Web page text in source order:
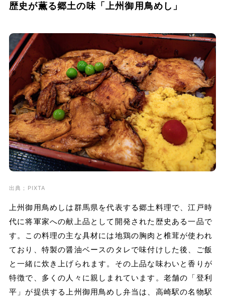
歴史が薫る郷土の味「上州御用鳥めし」
出典；PIXTA
上州御用鳥めしは群馬県を代表する郷土料理で、江戸時
代に将軍家への献上品として開発された歴史ある一品で
す。この料理の主な具材には地鶏の胸肉と椎茸が使われ
ており、特製の醤油ベースのタレで味付けした後、ご飯
と一緒に炊き上げられます。その上品な味わいと香りが
特徴で、多くの人々に親しまれています。老舗の「登利
平」が提供する上州御用鳥めし弁当は、高崎駅の名物駅